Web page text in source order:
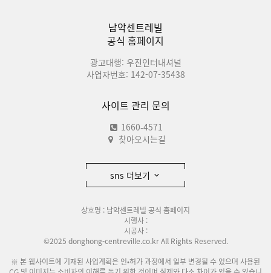
남악센트레빌
공식 홈페이지
광고대행: 우진인터내셔널
사업자번호: 142-07-35438
사이트 관리 문의
1660-4571
찾아오시는길
sns 더보기
상호명 : 남악센트레빌 공식 홈페이지
시행사 :
시공사 :
©2025 donghong-centreville.co.kr All Rights Reserved.
※ 본 웹사이트에 기재된 사업계획은 인•허가 과정에서 일부 변경될 수 있으며 사용된